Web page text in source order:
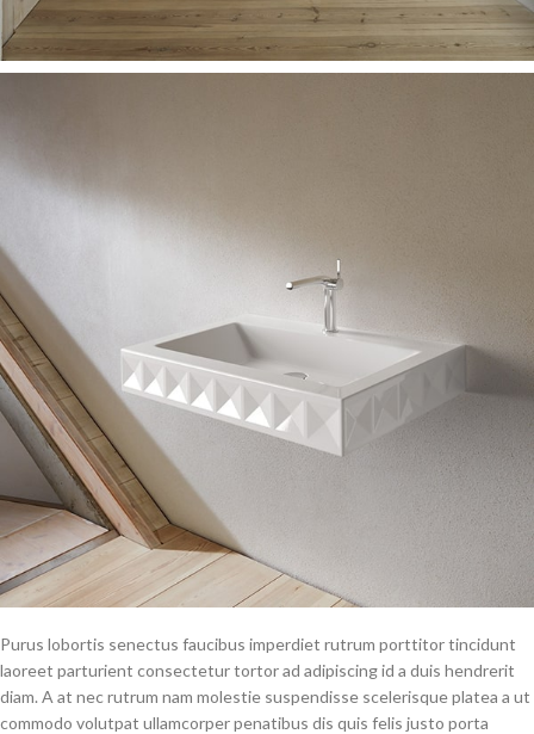
Purus lobortis senectus faucibus imperdiet rutrum porttitor tincidunt
laoreet parturient consectetur tortor ad adipiscing id a duis hendrerit
diam. A at nec rutrum nam molestie suspendisse scelerisque platea a ut
commodo volutpat ullamcorper penatibus dis quis felis justo porta